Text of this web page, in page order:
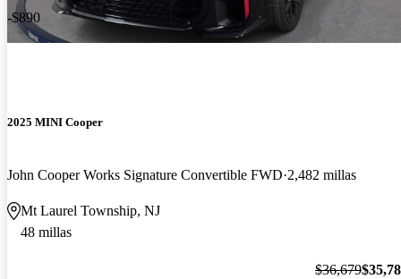
-$890
2025 MINI Cooper
John Cooper Works Signature Convertible FWD 2,482 millas
Mt Laurel Township, NJ
48 millas
$36,679